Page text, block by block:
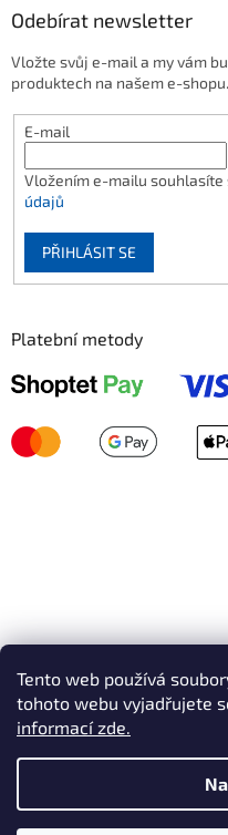
Tento web používá
tohoto webu vyjadřujete
informací zde.
Odebírat newsletter
Vložte svůj e-mail a my vám
produktech na našem e-shopu.
E-mail
Vložením e-mailu souhlasíte
údajů
PŘIHLÁSIT SE
Platební metody